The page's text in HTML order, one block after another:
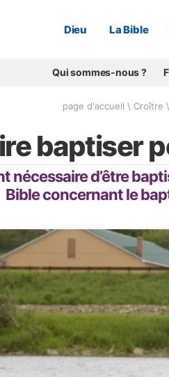
Dieu La Bible
Qui sommes-nous ?
page d'accueil \ Croître \
baptiser
nécessaire d’être
Bible concernant le